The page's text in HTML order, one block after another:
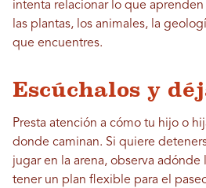
intenta relacionar lo que
las plantas, los animales, la
que encuentres.
Escúchalos y
Presta atención a cómo tu hijo o
donde caminan. Si quiere
jugar en la arena, observa
tener un plan flexible para el